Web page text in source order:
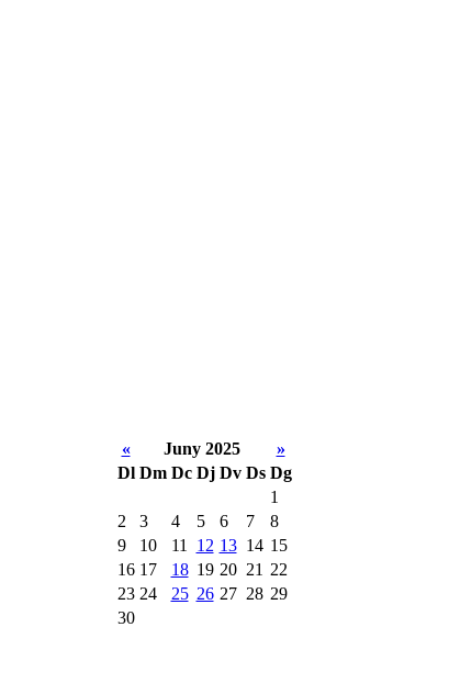
« Juny 2025
»
Dl Dm Dc Dj Dv Ds Dg
1
2
3 4 5 6 7
8
9
10 11 12 13 14 15
16 17 18 19 20 21 22
23 24 25 26 27 28 29
30